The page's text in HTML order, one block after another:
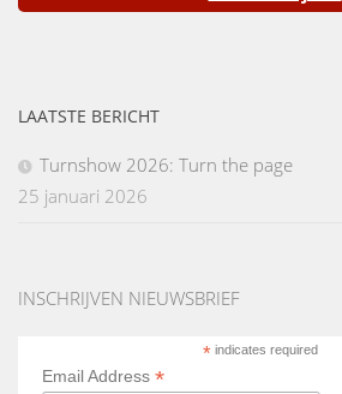
LAATSTE BERICHT
Turnshow 2026: Turn the page
25 januari 2026
INSCHRIJVEN NIEUWSBRIEF
* indicates required
Email Address *